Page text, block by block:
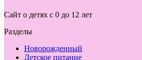
Сайт о детях с 0 до 12 лет
Разделы
Новорожденный
Детское питание